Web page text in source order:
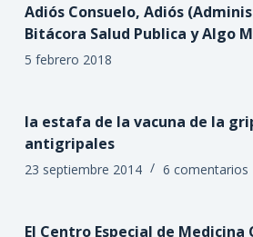
Adiós Consuelo, Adiós
Bitácora Salud Publica y Algo
5 febrero 2018
la estafa de la vacuna de la
antigripales
23 septiembre 2014 6 comentarios
El Centro Especial de